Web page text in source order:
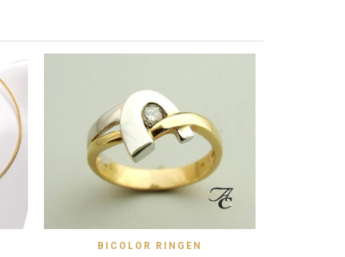
Zet op verlanglijstje Quick View
BICOLOR RINGEN